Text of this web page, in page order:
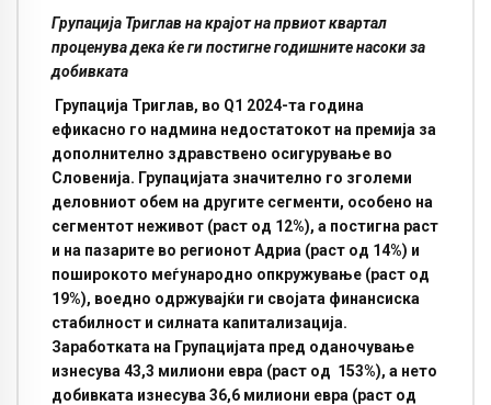
Групација Триглав на крајот на првиот квартал
проценува дека ќе ги постигне годишните насоки за
добивката
Групација Триглав, во Q1 2024-та година
ефикасно го надмина недостатокот на премија за
дополнително здравствено осигурување во
Словенија. Групацијата значително го зголеми
деловниот обем на другите сегменти, особено на
сегментот неживот (раст од 12%), a постигна раст
и на пазарите во регионот Адриа (раст од 14%) и
поширокото меѓународно опкружување (раст од
19%), воедно одржувајќи ги својата финансиска
стабилност и силната капитализација.
Заработката на Групацијата пред оданочување
изнесува 43,3 милиони евра (раст од 153%), а нето
добивката изнесува 36,6 милиони евра (раст од